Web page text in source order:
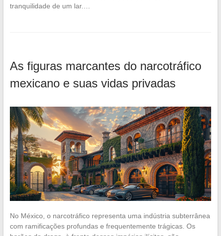
tranquilidade de um lar.…
As figuras marcantes do narcotráfico
mexicano e suas vidas privadas
No México, o narcotráfico representa uma indústria subterrânea
com ramificações profundas e frequentemente trágicas. Os